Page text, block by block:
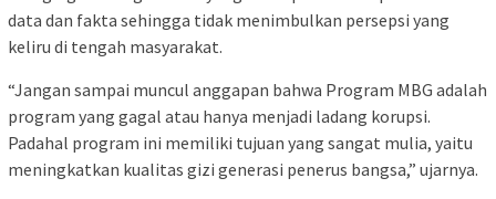
data dan fakta sehingga tidak menimbulkan persepsi yang
keliru di tengah masyarakat.
“Jangan sampai muncul anggapan bahwa Program MBG adalah
program yang gagal atau hanya menjadi ladang korupsi.
Padahal program ini memiliki tujuan yang sangat mulia, yaitu
meningkatkan kualitas gizi generasi penerus bangsa,” ujarnya.